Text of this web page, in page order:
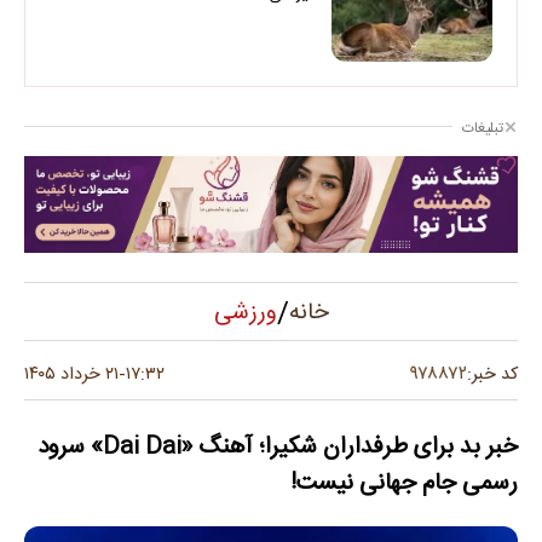
تبلیغات
خانه/ورزشی
کد خبر:۹۷۸۸۷۲ ۱۷:۳۲-۲۱ خرداد ۱۴۰۵
خبر بد برای طرفداران شکیرا؛ آهنگ «Dai Dai» سرود
رسمی جام جهانی نیست!